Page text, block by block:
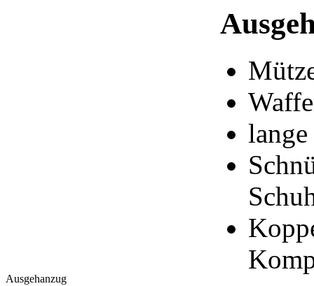
Ausgehanzug